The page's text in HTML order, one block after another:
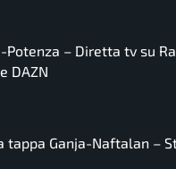
– Diretta tv su
DAZN
tappa Ganja-Naftalan –